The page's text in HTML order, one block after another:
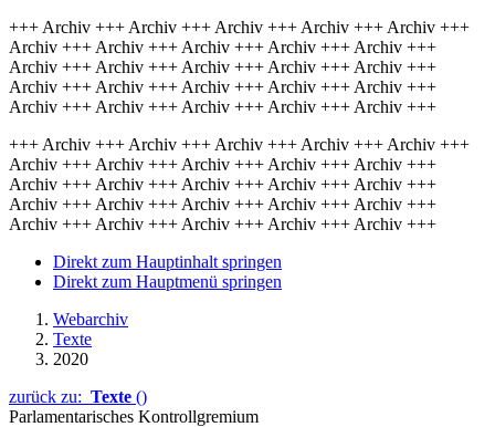
+++ Archiv +++ Archiv +++ Archiv +++ Archiv +++ Archiv +++
Archiv +++ Archiv +++ Archiv +++ Archiv +++ Archiv +++
Archiv +++ Archiv +++ Archiv +++ Archiv +++ Archiv +++
Archiv +++ Archiv +++ Archiv +++ Archiv +++ Archiv +++
Archiv +++ Archiv +++ Archiv +++ Archiv +++ Archiv +++
+++ Archiv +++ Archiv +++ Archiv +++ Archiv +++ Archiv +++
Archiv +++ Archiv +++ Archiv +++ Archiv +++ Archiv +++
Archiv +++ Archiv +++ Archiv +++ Archiv +++ Archiv +++
Archiv +++ Archiv +++ Archiv +++ Archiv +++ Archiv +++
Archiv +++ Archiv +++ Archiv +++ Archiv +++ Archiv +++
Direkt zum Hauptinhalt springen
Direkt zum Hauptmenü springen
Webarchiv
Texte
2020
zurück zu: Texte ()
Parlamentarisches Kontrollgremium